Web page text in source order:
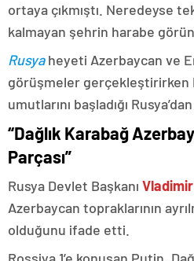
ortaya çıkmıştı. Neredeyse
kalmayan şehrin harabe
Rusyaheyeti Azerbaycan ve
görüşmeler gerçekleştirirken
umutlarını başladığı
“Dağlık Karabağ
Parçası”
Rusya Devlet Başkanı
Azerbaycan topraklarının
olduğunu ifade etti.